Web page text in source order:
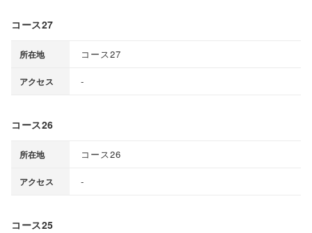
コース27
所在地 コース27
アクセス -
コース26
所在地 コース26
アクセス -
コース25